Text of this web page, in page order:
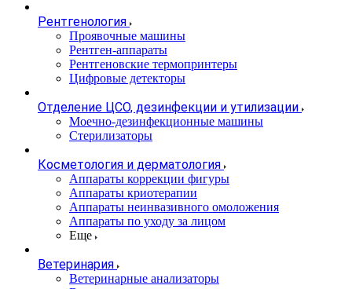
Рентгенология
Проявочные машины
Рентген-аппараты
Рентгеновские термопринтеры
Цифровые детекторы
Отделение ЦСО, дезинфекции и утилизации
Моечно-дезинфекционные машины
Стерилизаторы
Косметология и дерматология
Аппараты коррекции фигуры
Аппараты криотерапии
Аппараты неинвазивного омоложения
Аппараты по уходу за лицом
Еще
Ветеринария
Ветеринарные анализаторы